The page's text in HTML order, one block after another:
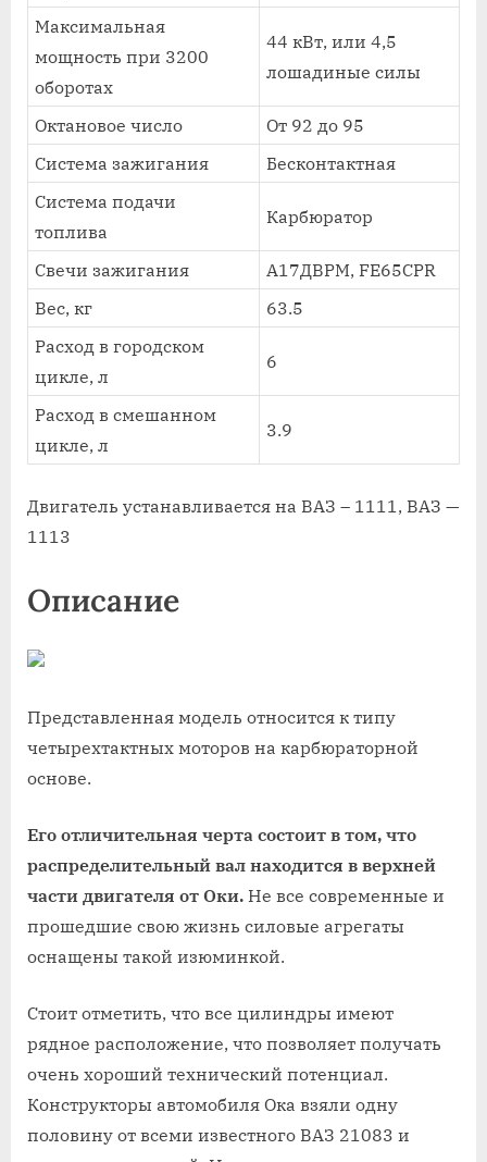
Максимальная
мощность при 3200
оборотах
44 кВт, или 4,5
лошадиные силы
Октановое число
От 92 до 95
Система зажигания
Бесконтактная
Система подачи
топлива
Карбюратор
Свечи зажигания
А17ДВРМ, FE65CPR
Вес, кг
63.5
Расход в городском
цикле, л
6
Расход в смешанном
цикле, л
3.9
Двигатель устанавливается на ВАЗ – 1111, ВАЗ —
1113
Описание
Представленная модель относится к типу
четырехтактных моторов на карбюраторной
основе.
Его отличительная черта состоит в том, что
распределительный вал находится в верхней
части двигателя от Оки. Не все современные и
прошедшие свою жизнь силовые агрегаты
оснащены такой изюминкой.
Стоит отметить, что все цилиндры имеют
рядное расположение, что позволяет получать
очень хороший технический потенциал.
Конструкторы автомобиля Ока взяли одну
половину от всеми известного ВАЗ 21083 и